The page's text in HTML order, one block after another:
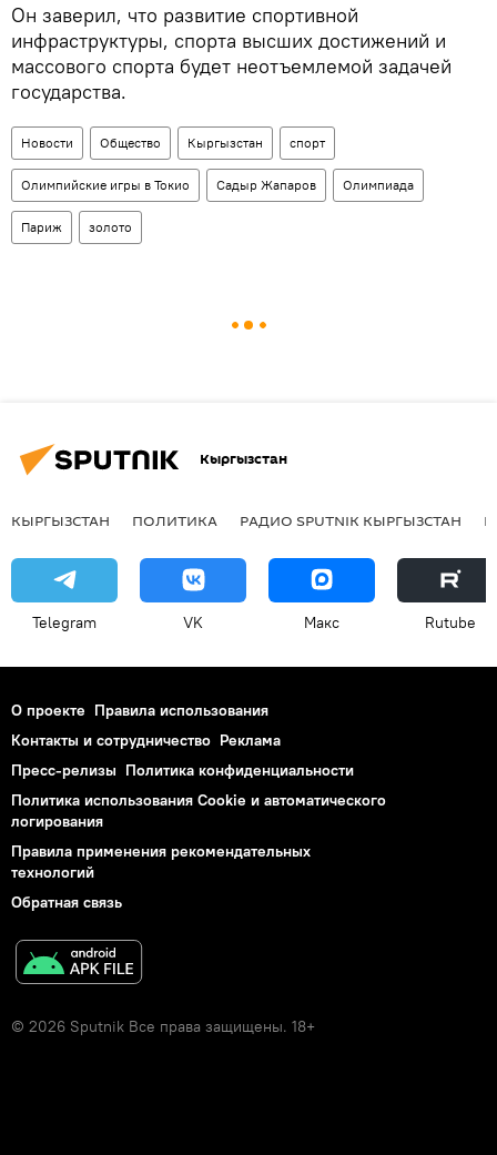
Он заверил, что развитие спортивной
инфраструктуры, спорта высших достижений и
массового спорта будет неотъемлемой задачей
государства.
Новости Общество Кыргызстан спорт
Олимпийские игры в Токио Садыр Жапаров Олимпиада
Париж золото
Кыргызстан
КЫРГЫЗСТАН ПОЛИТИКА РАДИО SPUTNIK КЫРГЫЗСТАН
Telegram VK Макс Rutube
О проекте Правила использования
Контакты и сотрудничество Реклама
Пресс-релизы Политика конфиденциальности
Политика использования Cookie и автоматического
логирования
Правила применения рекомендательных
технологий
Обратная связь
© 2026 Sputnik Все права защищены. 18+